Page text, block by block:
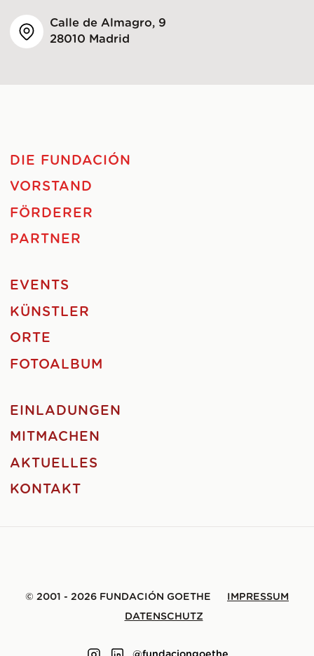
Calle de Almagro, 9
28010 Madrid
DIE FUNDACIÓN
VORSTAND
FÖRDERER
PARTNER
EVENTS
KÜNSTLER
ORTE
FOTOALBUM
EINLADUNGEN
MITMACHEN
AKTUELLES
KONTAKT
© 2001 - 2026 FUNDACIÓN GOETHE
IMPRESSUM
DATENSCHUTZ